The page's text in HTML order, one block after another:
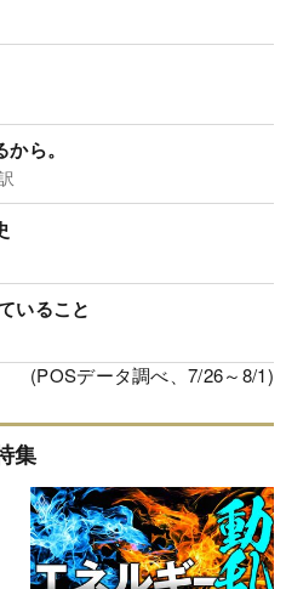
ら。
いること
(POSデータ調べ、7/26～8/1)
集